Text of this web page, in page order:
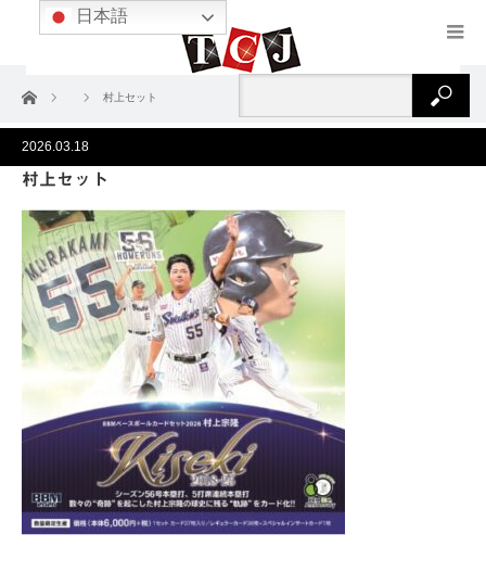
ホーム 村上セット
2026.03.18
村上セット
日本語